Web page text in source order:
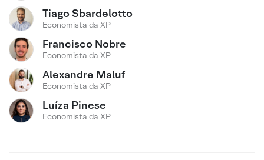
Tiago Sbardelotto
Economista da XP
Francisco Nobre
Economista da XP
Alexandre Maluf
Economista da XP
Luíza Pinese
Economista da XP